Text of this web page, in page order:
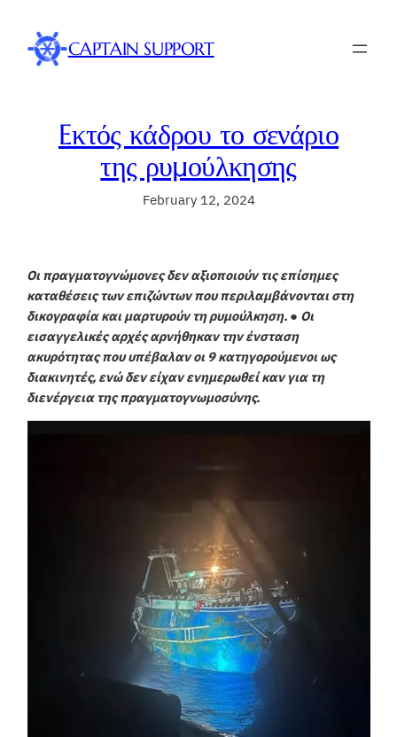
content
CAPTAIN SUPPORT
Eκτός κάδρου το σενάριο
της ρυμούλκησης
February 12, 2024
Οι πραγματογνώμονες δεν αξιοποιούν τις επίσημες
καταθέσεις των επιζώντων που περιλαμβάνονται στη
δικογραφία και μαρτυρούν τη ρυμούλκηση. ● Οι
εισαγγελικές αρχές αρνήθηκαν την ένσταση
ακυρότητας που υπέβαλαν οι 9 κατηγορούμενοι ως
διακινητές, ενώ δεν είχαν ενημερωθεί καν για τη
διενέργεια της πραγματογνωμοσύνης.